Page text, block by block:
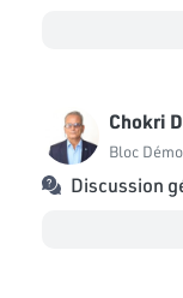
Chokri
Bloc
Discussion
Bloc
Bloc